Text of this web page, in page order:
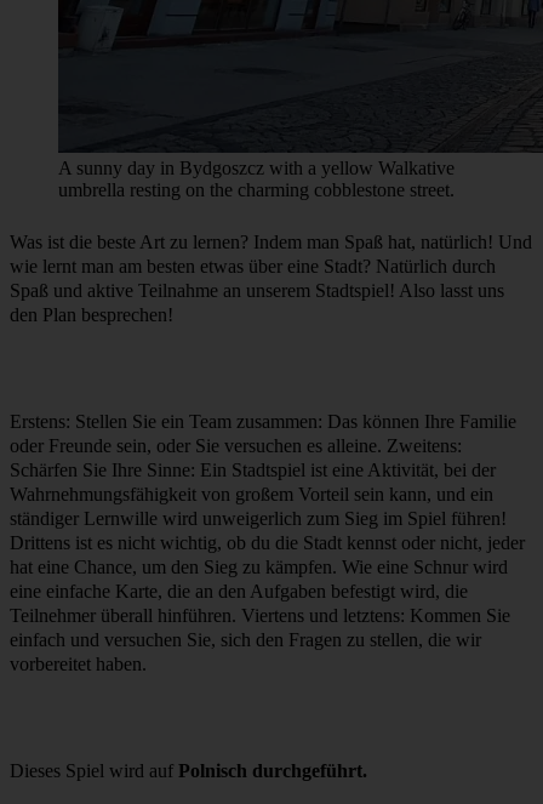
A sunny day in Bydgoszcz with a yellow Walkative
umbrella resting on the charming cobblestone street.
Was ist die beste Art zu lernen? Indem man Spaß hat, natürlich! Und
wie lernt man am besten etwas über eine Stadt? Natürlich durch
Spaß und aktive Teilnahme an unserem Stadtspiel! Also lasst uns
den Plan besprechen!
Erstens: Stellen Sie ein Team zusammen: Das können Ihre Familie
oder Freunde sein, oder Sie versuchen es alleine. Zweitens:
Schärfen Sie Ihre Sinne: Ein Stadtspiel ist eine Aktivität, bei der
Wahrnehmungsfähigkeit von großem Vorteil sein kann, und ein
ständiger Lernwille wird unweigerlich zum Sieg im Spiel führen!
Drittens ist es nicht wichtig, ob du die Stadt kennst oder nicht, jeder
hat eine Chance, um den Sieg zu kämpfen. Wie eine Schnur wird
eine einfache Karte, die an den Aufgaben befestigt wird, die
Teilnehmer überall hinführen. Viertens und letztens: Kommen Sie
einfach und versuchen Sie, sich den Fragen zu stellen, die wir
vorbereitet haben.
Dieses Spiel wird auf Polnisch durchgeführt.